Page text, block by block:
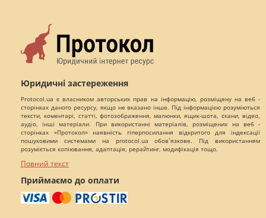
Юридичні застереження
Protocol.ua є власником авторських прав на інформацію, розміщену на веб -
сторінках даного ресурсу, якщо не вказано інше. Під інформацією розуміються
тексти, коментарі, статті, фотозображення, малюнки, ящик-шота, скани, відео,
аудіо, інші матеріали. При використанні матеріалів, розміщених на веб -
сторінках «Протокол» наявність гіперпосилання відкритого для індексації
пошуковими системами на protocol.ua обов`язкове. Під використанням
розуміється копіювання, адаптація, рерайтинг, модифікація тощо.
Повний текст
Приймаємо до оплати